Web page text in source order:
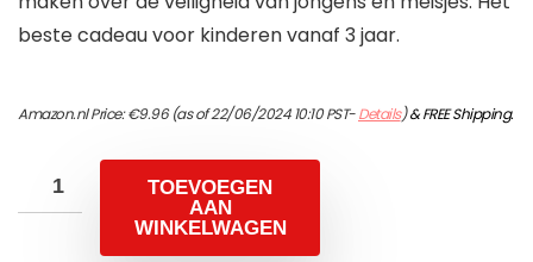
beste cadeau voor kinderen vanaf 3 jaar.
Amazon.nl Price:€9.96(as of 22/06/2024 10:10 PST-Details)&FREE Shipping.
TOEVOEGEN
AAN
WINKELWAGEN